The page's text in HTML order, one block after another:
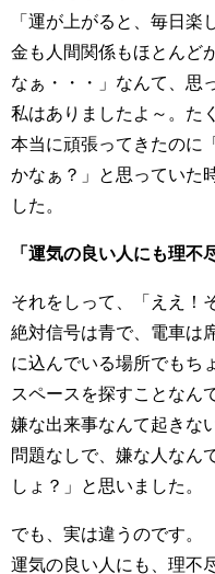
「運が上がると、毎日楽
金も人間関係もほとんど
なぁ・・・」なんて、思
私はありましたよ～。た
本当に頑張ってきたのに
かなぁ？」と思っていた
した。
「運気の良い人にも理不
それをしって、「ええ！
絶対信号は青で、電車は
に込んでいる場所でもち
スペースを探すことなん
嫌な出来事なんて起きな
問題なしで、嫌な人なん
しょ？」と思いました。
でも、実は違うのです。
運気の良い人にも、理不